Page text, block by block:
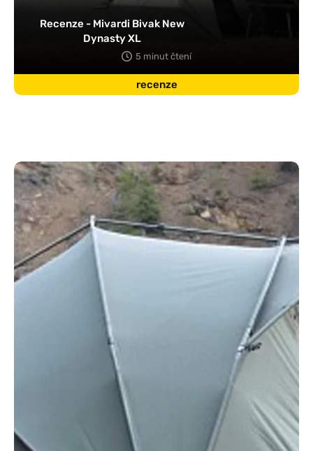
recenze
Recenze - Mivardi Bivak New
Dynasty XL
5 minut čtení